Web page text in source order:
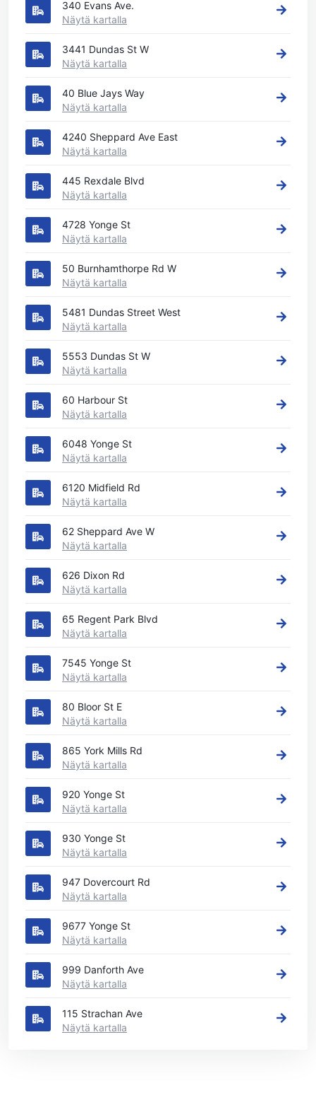
340 Evans Ave.
Näytä kartalla
3441 Dundas St W
Näytä kartalla
40 Blue Jays Way
Näytä kartalla
4240 Sheppard Ave East
Näytä kartalla
445 Rexdale Blvd
Näytä kartalla
4728 Yonge St
Näytä kartalla
50 Burnhamthorpe Rd W
Näytä kartalla
5481 Dundas Street West
Näytä kartalla
5553 Dundas St W
Näytä kartalla
60 Harbour St
Näytä kartalla
6048 Yonge St
Näytä kartalla
6120 Midfield Rd
Näytä kartalla
62 Sheppard Ave W
Näytä kartalla
626 Dixon Rd
Näytä kartalla
65 Regent Park Blvd
Näytä kartalla
7545 Yonge St
Näytä kartalla
80 Bloor St E
Näytä kartalla
865 York Mills Rd
Näytä kartalla
920 Yonge St
Näytä kartalla
930 Yonge St
Näytä kartalla
947 Dovercourt Rd
Näytä kartalla
9677 Yonge St
Näytä kartalla
999 Danforth Ave
Näytä kartalla
115 Strachan Ave
Näytä kartalla